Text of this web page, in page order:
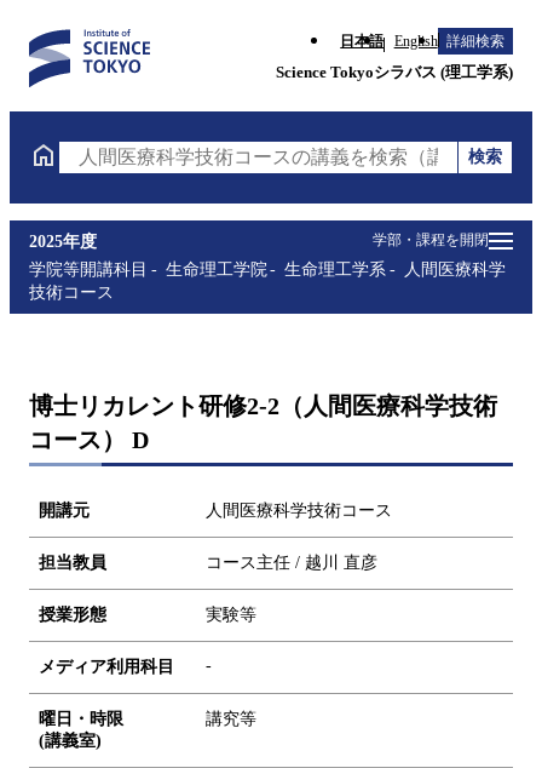
日本語 English 詳細検索
Science Tokyoシラバス (理工学系)
人間医療科学技術コースの講義を検索（講義名・科
検索
学部・課程を開閉
2025年度
学院等開講科目
生命理工学院 生命理工学系
人間医療科学
技術コース
博士リカレント研修2-2（人間医療科学技術
コース） D
開講元 人間医療科学技術コース
担当教員 コース主任 / 越川 直彦
授業形態 実験等
メディア利用科目 -
曜日・時限
(講義室)
講究等